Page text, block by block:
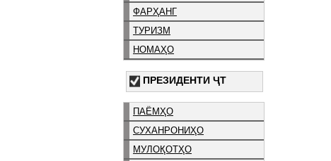
ФАРҲАНГ
ТУРИЗМ
НОМАҲО
ПРЕЗИДЕНТИ ҶТ
ПАЁМҲО
СУХАНРОНИҲО
МУЛОҚОТҲО